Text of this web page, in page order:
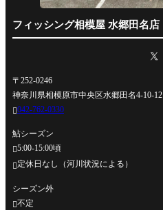
フィッシング相模屋 水郷田名店
〒252-0246
神奈川県相模原市中央区水郷田名4-10-12
042-762-0330
鮎シーズン
5:00-15:00頃
定休日なし（河川状況による）
シーズン外
不定